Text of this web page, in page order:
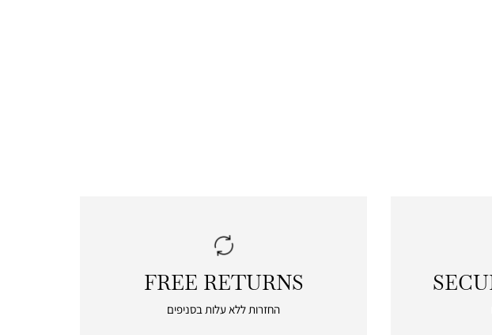
|
returns
FREE RETURNS
החזרות ללא עלות בסניפים